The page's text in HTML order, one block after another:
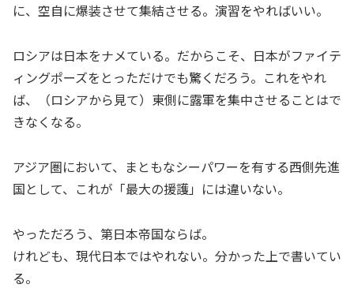
に、空自に爆装させて集結させる。演習をやればいい。
ロシアは日本をナメている。だからこそ、日本がファイテ
ィングポーズをとっただけでも驚くだろう。これをやれ
ば、（ロシアから見て）東側に露軍を集中させることはで
きなくなる。
アジア圏において、まともなシーパワーを有する西側先進
国として、これが「最大の援護」には違いない。
やっただろう、第日本帝国ならば。
けれども、現代日本ではやれない。分かった上で書いてい
る。